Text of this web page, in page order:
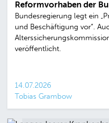
Reformvorhaben der
Bundesregierung legt ein
und Beschäftigung vor“.
veröffentlicht.
14.07.2026
Tobias Grambow